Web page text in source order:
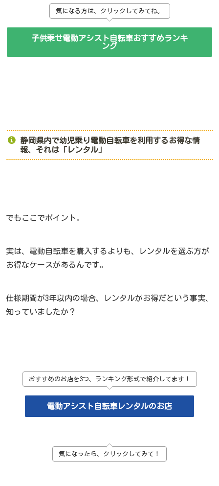
気になる方は、クリックしてみてね。
子供乗せ電動アシスト自転車おすすめランキ
ング
静岡県内で幼児乗り電動自転車を利用するお得な情
報、それは「レンタル」
でもここでポイント。
実は、電動自転車を購入するよりも、レンタルを選ぶ方が
お得なケースがあるんです。
仕様期間が3年以内の場合、レンタルがお得だという事実、
知っていましたか？
おすすめのお店を3つ、ランキング形式で紹介してます！
電動アシスト自転車レンタルのお店
気になったら、クリックしてみて！